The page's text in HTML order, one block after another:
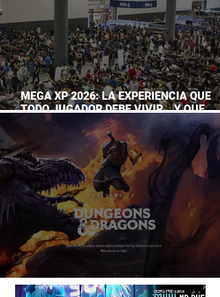
MEGA XP 2026: LA EXPERIENCIA QUE
TODO JUGADOR DEBE VIVIR… Y QUE
AHORA PUEDES DISFRUTAR A TU RITMO
DUNGEONS & DRAGONS ¿TE ATREVES?